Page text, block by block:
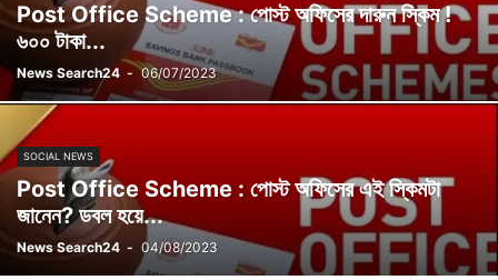
Post Office Scheme : পোস্ট অফিসের দারুন স্কিম !
৬০০ টাকা...
News Search24 - 06/07/2023
SOCIAL NEWS
Post Office Scheme : পোস্ট অফিসের এই স্কিমটা
জানেন? ডবল হয়ে...
News Search24 - 04/08/2023